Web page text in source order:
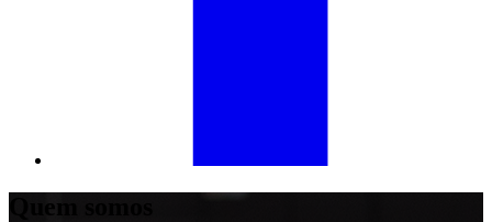
Quem somos